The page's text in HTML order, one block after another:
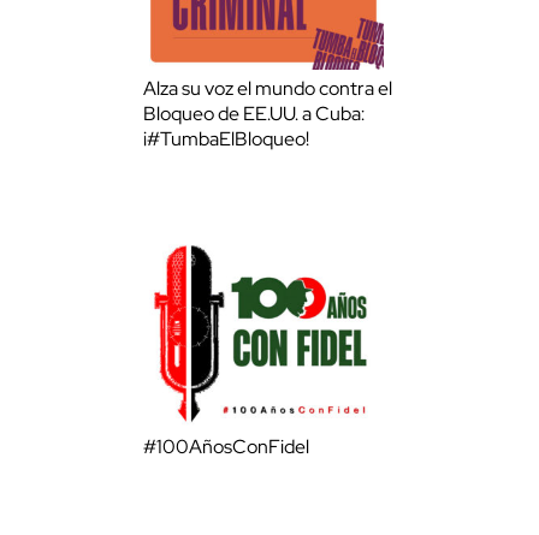
Alza su voz el mundo contra el
Bloqueo de EE.UU. a Cuba:
¡#TumbaElBloqueo!
#100AñosConFidel